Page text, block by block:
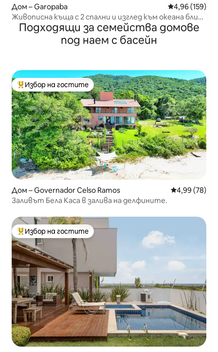
Дом – Garopaba Средна
4,96 (159)
Живописна къща с 2 спални и изглед към океана близо
до Вигия
Подходящи за семейства домове
под наем с басейн
Най-популярен избор на гостите
Избор на гостите
Дом – Governador Celso Ramos Средна
4,99 (78)
Заливът Бела Каса в залива на делфините.
Най-популярен избор на гостите
Избор на гостите